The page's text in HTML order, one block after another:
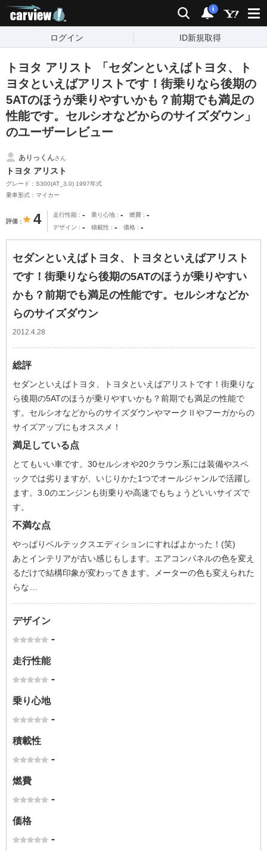
検索 通知
i
ログイン ID新規取得
トヨタ アリスト 「セダンといえばトヨタ、ト
ヨタといえばアリストです！街乗りなら後期の
5ATのほうが乗りやすいかも？前期でも満足の
性能です。セルシオなどからのサイズダウン」
のユーザーレビュー
ありっくんさん
トヨタ アリスト
グレード：S300(AT_3.0) 1997年式
乗車形式：マイカー
評価 4 走行性能 - 乗り心地 - 燃費 -
デザイン - 積載性 - 価格 -
セダンといえばトヨタ、トヨタといえばアリスト
です！街乗りなら後期の5ATのほうが乗りやすい
かも？前期でも満足の性能です。セルシオなどか
らのサイズダウン
2012.4.28
総評
セダンといえばトヨタ、トヨタといえばアリストです！街乗りな
ら後期の5ATのほうが乗りやすいかも？前期でも満足の性能で
す。セルシオなどからのサイズダウンやマークⅡやフーガからの
サイズアップにもオススメ！
満足している点
とてもいい車です。30セルシオや20クラウン系には装備やスペ
ックでは劣りますが、いじりかた1つでオールジャンルで活躍し
ます。3.0のエンジンも街乗りや高速でもちょうどいいサイズで
す。
不満な点
やっぱりベルテックスエディションにすればよかった！(笑)
あとインテリアが古い感じもします。エアコンパネルの色を変え
るだけで結構印象が変わってきます。メーターの色も変えられた
らな…
デザイン
-
走行性能
-
乗り心地
-
積載性
-
燃費
-
価格
-